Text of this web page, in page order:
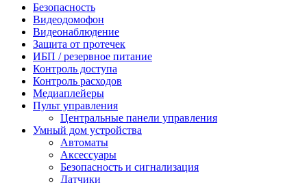
Безопасность
Видеодомофон
Видеонаблюдение
Защита от протечек
ИБП / резервное питание
Контроль доступа
Контроль расходов
Медиаплейеры
Пульт управления
Центральные панели управления
Умный дом устройства
Автоматы
Аксессуары
Безопасность и сигнализация
Датчики